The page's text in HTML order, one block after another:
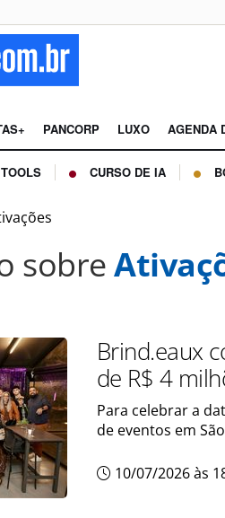
PANCORP LUXO AGENDA
CURSO DE IA
sobre
Brind.eaux
de R$ 4
Para celebrar a
de eventos em
10/07/2026 às